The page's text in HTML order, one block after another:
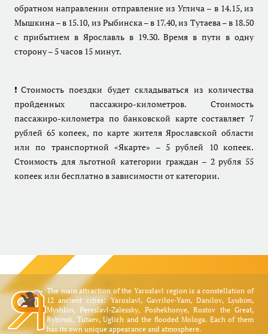
обратном направлении отправление из Углича – в 14.15, из
Мышкина – в 15.10, из Рыбинска – в 17.40, из Тутаева – в 18.50
с прибытием в Ярославль в 19.30. Время в пути в одну
сторону – 5 часов 15 минут.
❗Стоимость поездки будет складываться из количества
пройденных пассажиро-километров. Стоимость
пассажиро-километра по банковской карте составляет 7
рублей 65 копеек, по карте жителя Ярославской области
или по транспортной «Якарте» – 5 рублей 10 копеек.
Стоимость для льготной категории граждан – 2 рубля 55
копеек или бесплатно в зависимости от категории.
The main attraction of the Yaroslavl region is a constellation of
12 ancient cities: Yaroslavl, Gavrilov-Yam, Danilov, Lyubim,
Myshkin, Pereslavl-Zalessky, Poshekhonye, Rostov the Great,
Rybinsk, Tutaev, Uglich and the flooded Mologa. Each of them
has its own unique appearance and atmosphere.